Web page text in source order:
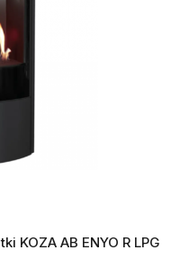
KOZA AB ENYO R LPG